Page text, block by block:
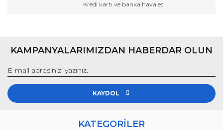
Gönder
Kredi kartı ve banka havalesi
KAMPANYALARIMIZDAN HABERDAR OLUN
KAYDOL
KATEGORİLER